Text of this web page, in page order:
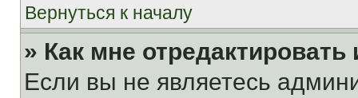
Вернуться к началу
» Как мне
Если вы не являетесь